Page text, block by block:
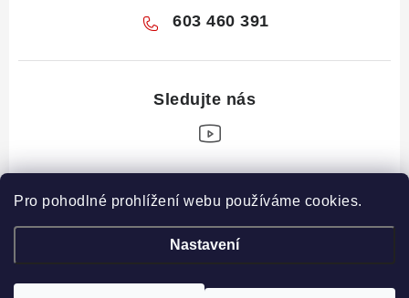
Pro pohodlné prohlížení webu používáme cookies.
Nastavení
603 460 391
Z
Informace pro vás
Obchodní podmínky